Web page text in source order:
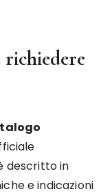
richiedere
descritto in
e indicazioni